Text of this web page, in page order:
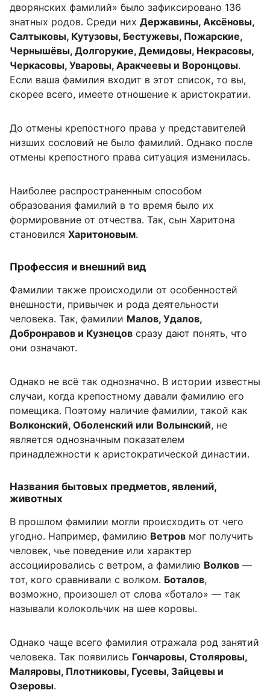
дворянских фамилий» было зафиксировано 136
знатных родов. Среди них Державины, Аксёновы,
Салтыковы, Кутузовы, Бестужевы, Пожарские,
Чернышёвы, Долгорукие, Демидовы, Некрасовы,
Черкасовы, Уваровы, Аракчеевы и Воронцовы.
Если ваша фамилия входит в этот список, то вы,
скорее всего, имеете отношение к аристократии.
До отмены крепостного права у представителей
низших сословий не было фамилий. Однако после
отмены крепостного права ситуация изменилась.
Наиболее распространенным способом
образования фамилий в то время было их
формирование от отчества. Так, сын Харитона
становился Харитоновым.
Профессия и внешний вид
Фамилии также происходили от особенностей
внешности, привычек и рода деятельности
человека. Так, фамилии Малов, Удалов,
Добронравов и Кузнецов сразу дают понять, что
они означают.
Однако не всё так однозначно. В истории известны
случаи, когда крепостному давали фамилию его
помещика. Поэтому наличие фамилии, такой как
Волконский, Оболенский или Волынский, не
является однозначным показателем
принадлежности к аристократической династии.
Названия бытовых предметов, явлений,
животных
В прошлом фамилии могли происходить от чего
угодно. Например, фамилию Ветров мог получить
человек, чье поведение или характер
ассоциировались с ветром, а фамилию Волков —
тот, кого сравнивали с волком. Боталов,
возможно, произошел от слова «ботало» — так
называли колокольчик на шее коровы.
Однако чаще всего фамилия отражала род занятий
человека. Так появились Гончаровы, Столяровы,
Маляровы, Плотниковы, Гусевы, Зайцевы и
Озеровы.